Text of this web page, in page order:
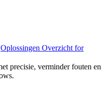
Oplossingen Overzicht for
precisie, verminder fouten en